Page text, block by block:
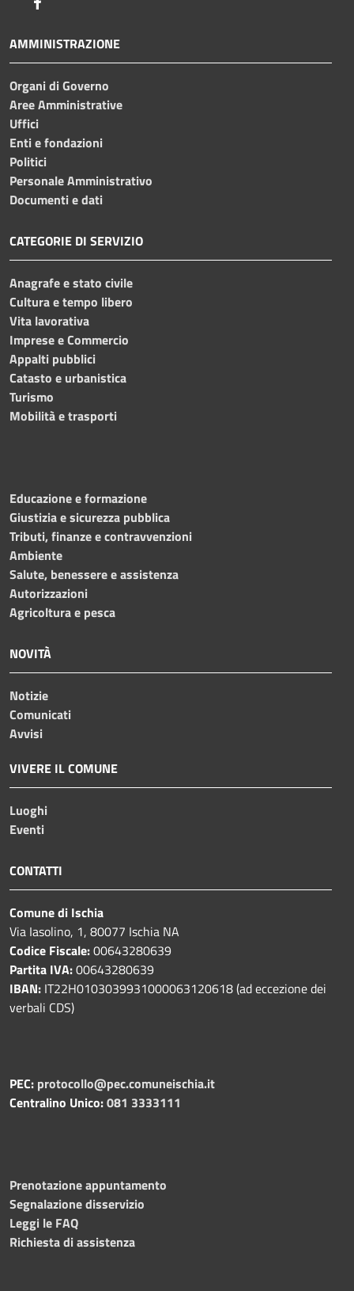
AMMINISTRAZIONE
Organi di Governo
Aree Amministrative
Uffici
Enti e fondazioni
Politici
Personale Amministrativo
Documenti e dati
CATEGORIE DI SERVIZIO
Anagrafe e stato civile
Cultura e tempo libero
Vita lavorativa
Imprese e Commercio
Appalti pubblici
Catasto e urbanistica
Turismo
Mobilità e trasporti
Educazione e formazione
Giustizia e sicurezza pubblica
Tributi, finanze e contravvenzioni
Ambiente
Salute, benessere e assistenza
Autorizzazioni
Agricoltura e pesca
NOVITÀ
Notizie
Comunicati
Avvisi
VIVERE IL COMUNE
Luoghi
Eventi
CONTATTI
Comune di Ischia
Via Iasolino, 1, 80077 Ischia NA
Codice Fiscale:00643280639
Partita IVA:00643280639
IBAN: IT22H0103039931000063120618 (ad eccezione dei
verbali CDS)
PEC: protocollo@pec.comuneischia.it
Centralino Unico:081 3333111
Prenotazione appuntamento
Segnalazione disservizio
Leggi le FAQ
Richiesta di assistenza